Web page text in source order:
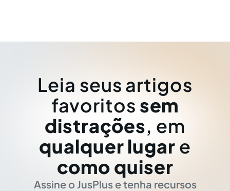
Leia seus artigos
favoritos sem
distrações, em
qualquer lugar e
como quiser
Assine o JusPlus e tenha recursos